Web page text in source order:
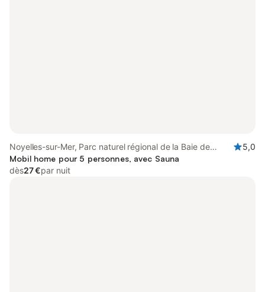
Noyelles-sur-Mer, Parc naturel régional de la Baie de
Somme Picardie Maritime
5,0
Mobil home pour 5 personnes, avec Sauna
dès27 €par nuit